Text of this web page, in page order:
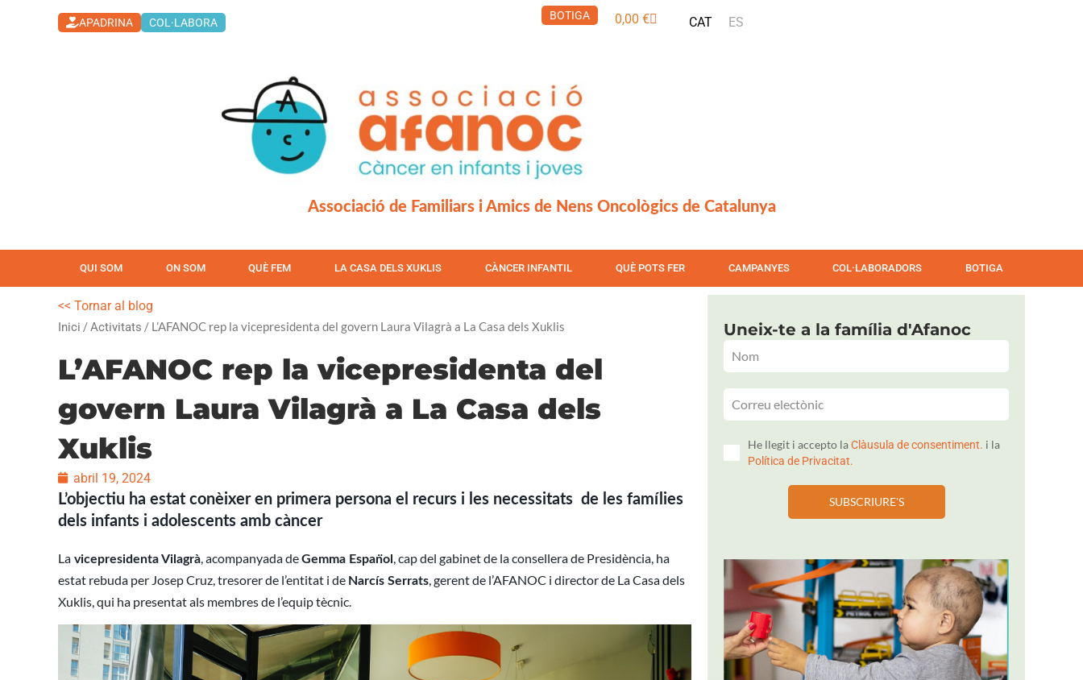
APADRINA COL·LABORA
BOTIGA 0,00 €CistellaCAT ES
Associació de Familiars i Amics de Nens Oncològics de Catalunya
QUI SOM ON SOM QUÈ FEM LA CASA DELS XUKLIS CÀNCER INFANTIL QUÈ POTS FER CAMPANYES COL·LABORADORS BOTIGA
<< Tornar al blog
Inici /Activitats / L’AFANOC rep la vicepresidenta del govern Laura Vilagrà a La Casa dels Xuklis
L’AFANOC rep la vicepresidenta del
govern Laura Vilagrà a La Casa dels
Xuklis
abril 19, 2024
L’objectiu ha estat conèixer en primera persona el recurs i les necessitats de les famílies
dels infants i adolescents amb càncer
La vicepresidenta Vilagrà, acompanyada deGemma Espan̈ol , cap del gabinet de la consellera de Presidència, ha
estat rebuda per Josep Cruz, tresorer de l’entitat i de Narcís Serrats, gerent de l’AFANOC i director de La Casa dels
Xuklis, qui ha presentat als membres de l’equip tècnic.
Uneix-te a la família d'Afanoc
He llegit i accepto laClàusula de consentiment. i la
Política de Privacitat.
SUBSCRIURE'S